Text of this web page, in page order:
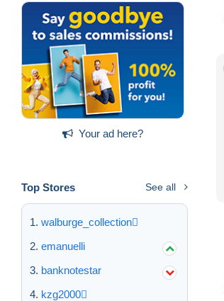
Your ad here?
Top Stores See all
walburge_collection
emanuelli
banknotestar
kzg2000